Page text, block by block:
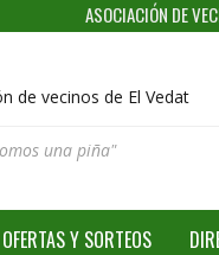
ASOCIACIÓN DE
una piña"
OFERTAS Y SORTEOS